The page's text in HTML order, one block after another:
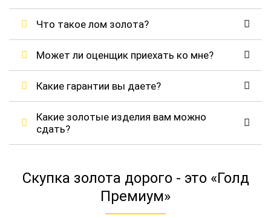
Что такое лом золота?
Может ли оценщик приехать ко мне?
Какие гарантии вы даете?
Какие золотые изделия вам можно
сдать?
Скупка золота дорого - это «Голд
Премиум»